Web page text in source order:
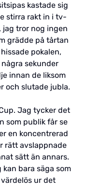
kastade sig
stirra rakt in i tv-
jag tror nog ingen
grädde på tårtan
pokalen,
sekunder
innan de liksom
och slutade jubla.
Jag tycker det
som publik får se
en koncentrerad
rätt avslappnade
sätt än annars.
bara säga som
ur det